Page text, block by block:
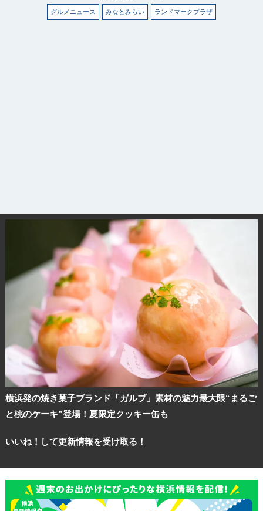
グルメニュース みなとみらい ランドマークプラザ
横浜発の焼き菓子ブランド「ガルブ」素材の魅力最大限“まるご
と桃のケーキ”登場！夏限定クッキー缶も
いいね！して更新情報を受け取る！
観光ガイド